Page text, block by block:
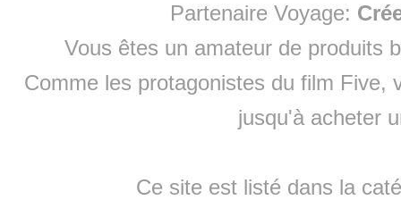
Partenaire Voyage:
Vous êtes un amateur de produits
Comme les protagonistes du film Five,
jusqu'à acheter
Ce site est listé dans la